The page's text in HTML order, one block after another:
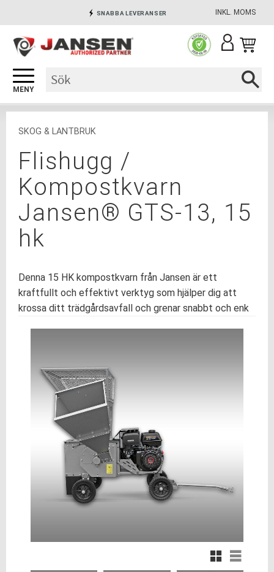
Meny
INKL. MOMS
SNABBA LEVERANSER
SÄKRA BETALNINGAR
SKOG & LANTBRUK
Flishugg /
Kompostkvarn
Jansen® GTS-13, 15
hk
Denna 15 HK kompostkvarn från Jansen är ett
kraftfullt och effektivt verktyg som hjälper dig att
krossa ditt trädgårdsavfall och grenar snabbt och enk
Rutnätsvy
Listvy